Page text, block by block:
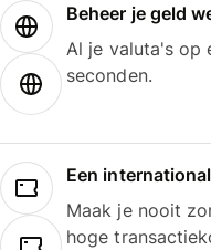
Beheer je geld
Al je valuta's op
seconden.
Een
Maak je nooit
hoge